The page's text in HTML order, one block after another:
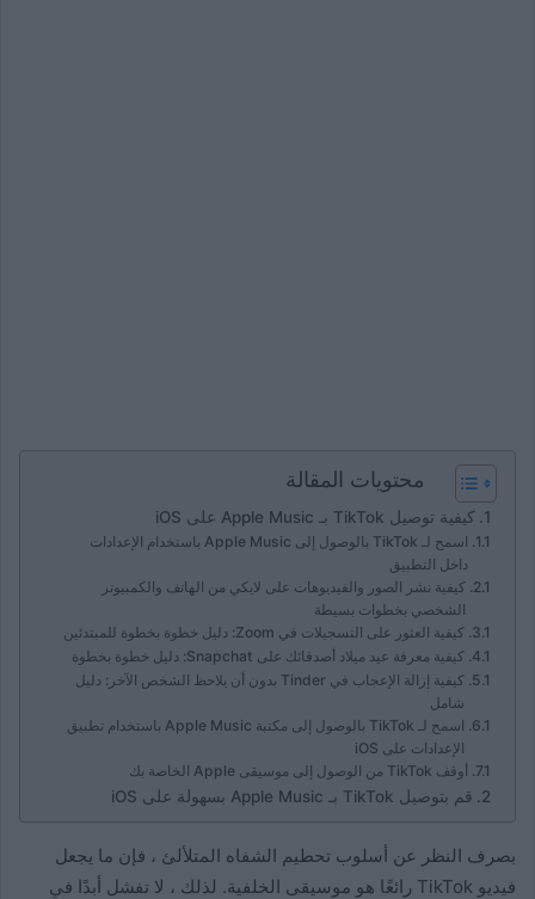
محتويات المقالة
كيفية توصيل TikTok بـ Apple Music على iOS
اسمح لـ TikTok بالوصول إلى Apple Music باستخدام الإعدادات
داخل التطبيق
كيفية نشر الصور والفيديوهات على لايكي من الهاتف والكمبيوتر
الشخصي بخطوات بسيطة
كيفية العثور على التسجيلات في Zoom: دليل خطوة بخطوة للمبتدئين
كيفية معرفة عيد ميلاد أصدقائك على Snapchat: دليل خطوة بخطوة
كيفية إزالة الإعجاب في Tinder بدون أن يلاحظ الشخص الآخر: دليل
شامل
اسمح لـ TikTok بالوصول إلى مكتبة Apple Music باستخدام تطبيق
الإعدادات على iOS
أوقف TikTok من الوصول إلى موسيقى Apple الخاصة بك
قم بتوصيل TikTok بـ Apple Music بسهولة على iOS
بصرف النظر عن أسلوب تحطيم الشفاه المتلألئ ، فإن ما يجعل
فيديو TikTok رائعًا هو موسيقى الخلفية. لذلك ، لا تفشل أبدًا في